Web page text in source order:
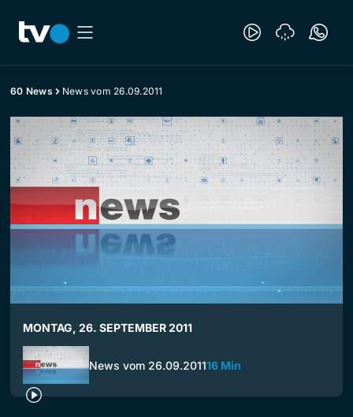
60 News News vom 26.09.2011
MONTAG, 26. SEPTEMBER 2011
News vom 26.09.201116 Min